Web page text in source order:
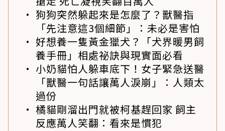
狗狗突然躲起來是怎麼了？獸醫指
「先注意這3個細節」：未必是害怕
好想養一隻黃金獵犬？「犬界暖男飼
養手冊」相處祕訣與現實面必看
小奶貓怕人躲車底下！女子緊急送醫
「獸醫一句話讓萬人淚崩」：人類太
過份
橘貓剛溜出門就被柯基趕回家 飼主
反應萬人笑翻：看來是慣犯